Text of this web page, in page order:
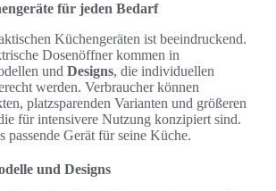
für jeden Bedarf
Küchengeräten ist beeindruckend.
Dosenöffner kommen in
und Designs, die individuellen
werden. Verbraucher können
platzsparenden Varianten und größeren
für intensivere Nutzung konzipiert sind.
passende Gerät für seine Küche.
und Designs